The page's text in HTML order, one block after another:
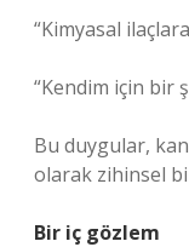
“Kimyasal
“Kendim için bir
Bu duygular,
olarak zihinsel
Bir iç gözlem